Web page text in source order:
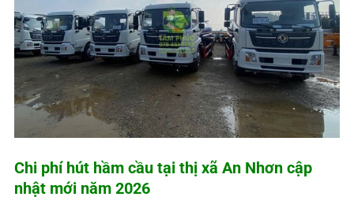
Chi phí hút hầm cầu tại thị xã An Nhơn cập
nhật mới năm 2026